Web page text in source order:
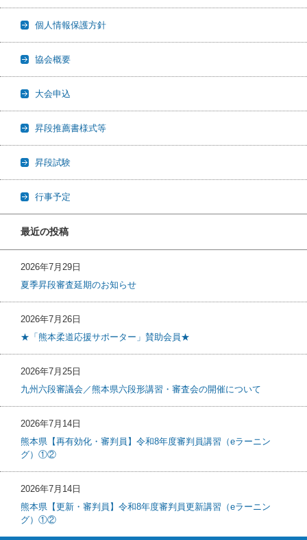
個人情報保護方針
協会概要
大会申込
昇段推薦書様式等
昇段試験
行事予定
最近の投稿
2026年7月29日
夏季昇段審査延期のお知らせ
2026年7月26日
★「熊本柔道応援サポーター」賛助会員★
2026年7月25日
九州六段審議会／熊本県六段形講習・審査会の開催について
2026年7月14日
熊本県【再有効化・審判員】令和8年度審判員講習（eラーニン
グ）①②
2026年7月14日
熊本県【更新・審判員】令和8年度審判員更新講習（eラーニン
グ）①②